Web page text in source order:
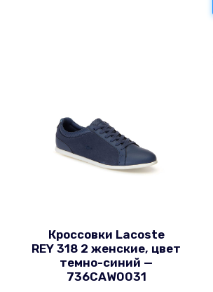
Кроссовки Lacoste
REY 318 2 женские, цвет
темно-синий —
736CAW0031